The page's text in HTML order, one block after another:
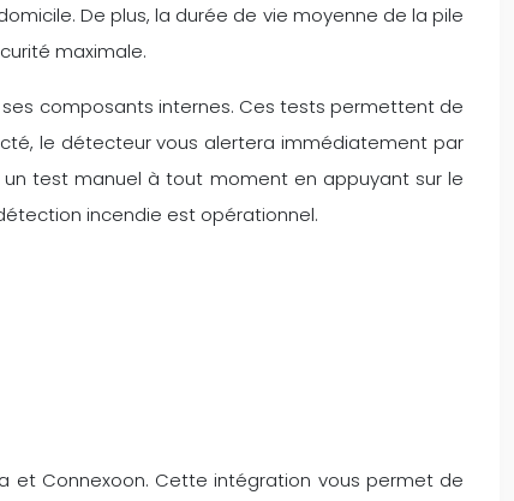
De plus, la durée de vie moyenne de la pile
maximale.
composants internes. Ces tests permettent de
le détecteur vous alertera immédiatement par
test manuel à tout moment en appuyant sur le
incendie est opérationnel.
et Connexoon. Cette intégration vous permet de